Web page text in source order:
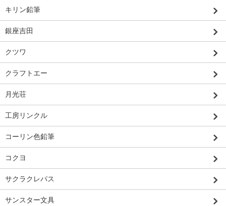
キリン鉛筆
銀座吉田
クツワ
クラフトエー
月光荘
工房リンクル
コーリン色鉛筆
コクヨ
サクラクレパス
サンスター文具